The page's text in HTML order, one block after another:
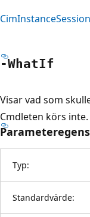
CimInstanceSession
-WhatIf
Visar vad som
Cmdleten körs inte.
Typ:
Standardvärde: